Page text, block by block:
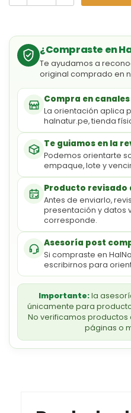
¿Compraste en
Te ayudamos a
original comprado en
Compra en
La orientación aplica
halnatur.pe, tienda
Te guiamos en la
Podemos orientarte
empaque, lote y
Producto revisado
Antes de enviarlo,
presentación y datos
corresponde.
Asesoría post
Si compraste en
escribirnos para
Importante:la
únicamente para
No verificamos
páginas o